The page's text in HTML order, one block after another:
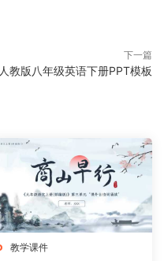
下一篇
人教版八年级英语下册PPT模板
教学课件